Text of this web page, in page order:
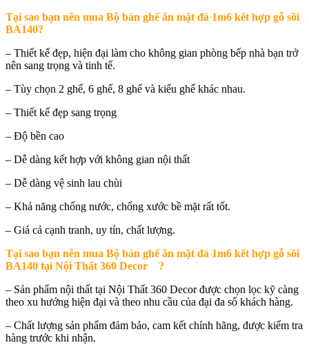
Tại sao bạn nên mua Bộ bàn ghế ăn mặt đá 1m6 kết hợp gỗ sồi
BA140?
– Thiết kế đẹp, hiện đại làm cho không gian phòng bếp nhà bạn trở
nên sang trọng và tinh tế.
– Tùy chọn 2 ghế, 6 ghế, 8 ghế và kiểu ghế khác nhau.
– Thiết kế đẹp sang trọng
– Độ bền cao
– Dễ dàng kết hợp với không gian nội thất
– Dễ dàng vệ sinh lau chùi
– Khả năng chống nước, chống xước bề mặt rất tốt.
– Giá cả cạnh tranh, uy tín, chất lượng.
Tại sao bạn nên mua Bộ bàn ghế ăn mặt đá 1m6 kết hợp gỗ sồi
BA140 tại Nội Thất 360 Decor ?
– Sản phẩm nội thất tại Nội Thất 360 Decor được chọn lọc kỹ càng
theo xu hướng hiện đại và theo nhu cầu của đại đa số khách hàng.
– Chất lượng sản phẩm đảm bảo, cam kết chính hãng, được kiểm tra
hàng trước khi nhận.